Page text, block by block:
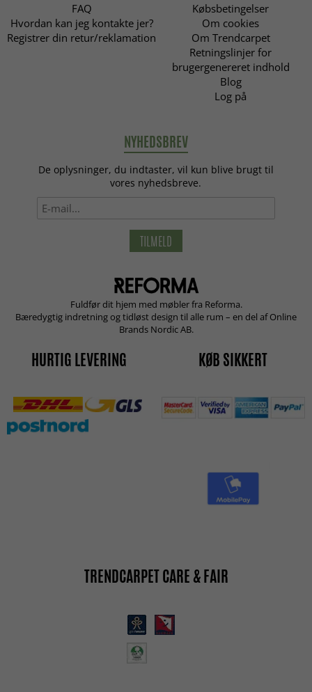
FAQ
Hvordan kan jeg kontakte jer?
Registrer din retur/reklamation
Købsbetingelser
Om cookies
Om Trendcarpet
Retningslinjer for
brugergenereret indhold
Blog
Log på
NYHEDSBREV
De oplysninger, du indtaster, vil kun blive brugt til
vores nyhedsbreve.
TILMELD
Fuldfør dit hjem med møbler fra Reforma.
Bæredygtig indretning og tidløst design til alle rum – en del af Online
Brands Nordic AB.
HURTIG LEVERING KØB SIKKERT
TRENDCARPET CARE & FAIR